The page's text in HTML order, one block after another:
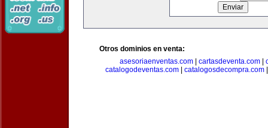
Otros dominios en venta:
asesoriaenventas.com
cartasdeventa.com
catalogodeventas.com
catalogosdecompra.com